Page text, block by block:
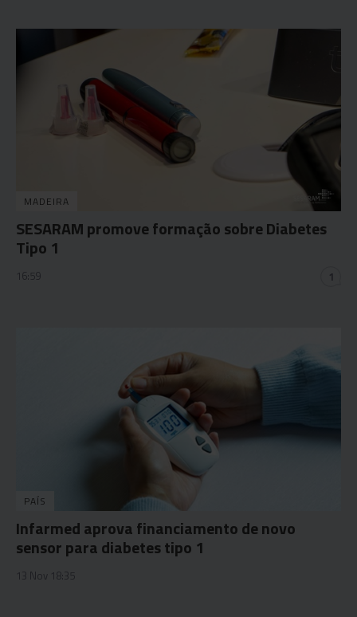
MADEIRA
SESARAM promove formação sobre Diabetes
Tipo 1
16:59 1
PAÍS
Infarmed aprova financiamento de novo
sensor para diabetes tipo 1
13 Nov 18:35